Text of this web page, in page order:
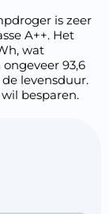
is zeer
A++. Het
wat
93,6
levensduur.
besparen.